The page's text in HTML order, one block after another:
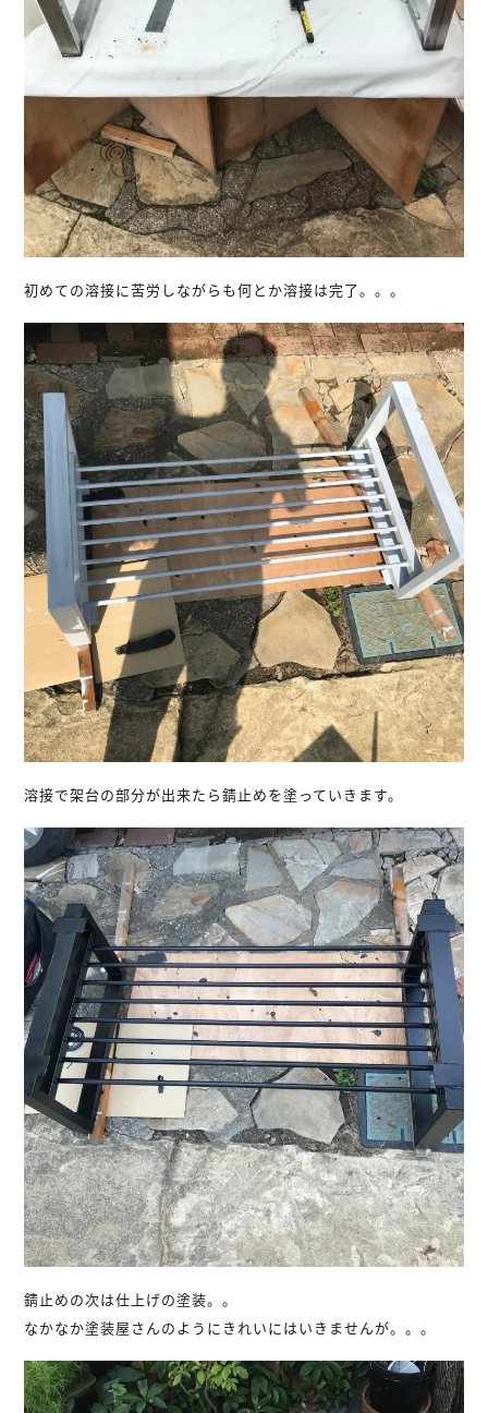
初めての溶接に苦労しながらも何とか溶接は完了。。。
溶接で架台の部分が出来たら錆止めを塗っていきます。
錆止めの次は仕上げの塗装。。
なかなか塗装屋さんのようにきれいにはいきませんが。。。